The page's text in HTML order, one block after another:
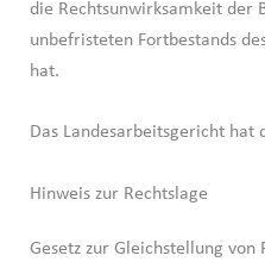
die Rechtsunwirksamkeit der
unbefristeten Fortbestands
hat.
Das Landesarbeitsgericht hat
Hinweis zur Rechtslage
Gesetz zur Gleichstellung